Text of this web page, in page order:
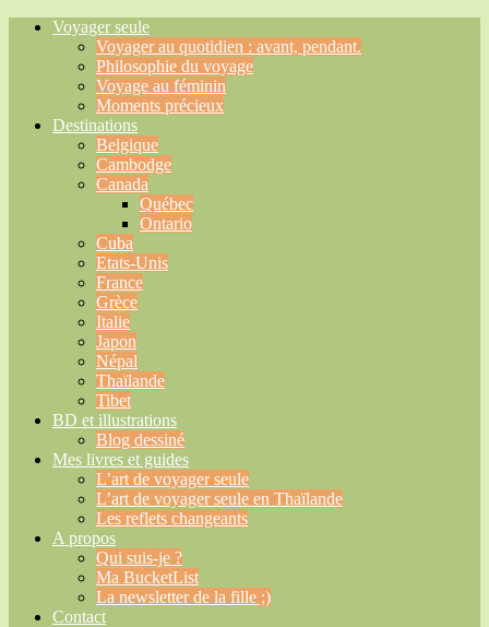
Voyager seule
Voyager au quotidien : avant, pendant.
Philosophie du voyage
Voyage au féminin
Moments précieux
Destinations
Belgique
Cambodge
Canada
Québec
Ontario
Cuba
Etats-Unis
France
Grèce
Italie
Japon
Népal
Thaïlande
Tibet
BD et illustrations
Blog dessiné
Mes livres et guides
L’art de voyager seule
L’art de voyager seule en Thaïlande
Les reflets changeants
A propos
Qui suis-je ?
Ma BucketList
La newsletter de la fille ;)
Contact